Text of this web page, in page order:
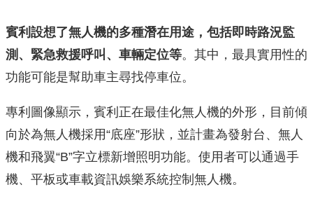
賓利設想了無人機的多種潛在用途，包括即時路況監
測、緊急救援呼叫、車輛定位等。其中，最具實用性的
功能可能是幫助車主尋找停車位。
專利圖像顯示，賓利正在最佳化無人機的外形，目前傾
向於為無人機採用“底座”形狀，並計畫為發射台、無人
機和飛翼“B”字立標新增照明功能。使用者可以通過手
機、平板或車載資訊娛樂系統控制無人機。